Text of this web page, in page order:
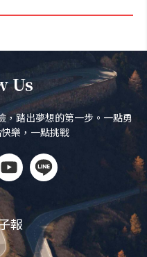
Us
，踏出夢想的第一步。一點勇
樂，一點挑戰
報